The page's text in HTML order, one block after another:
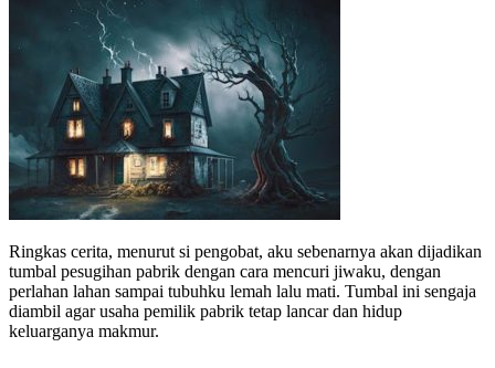
Ringkas cerita, menurut si pengobat, aku sebenarnya akan dijadikan
tumbal pesugihan pabrik dengan cara mencuri jiwaku, dengan
perlahan lahan sampai tubuhku lemah lalu mati. Tumbal ini sengaja
diambil agar usaha pemilik pabrik tetap lancar dan hidup
keluarganya makmur.